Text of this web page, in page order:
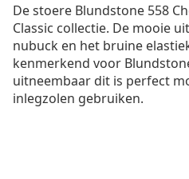
De stoere Blundstone 558
Classic collectie. De mooie
nubuck en het bruine
kenmerkend voor
uitneembaar dit is perfect
inlegzolen gebruiken.